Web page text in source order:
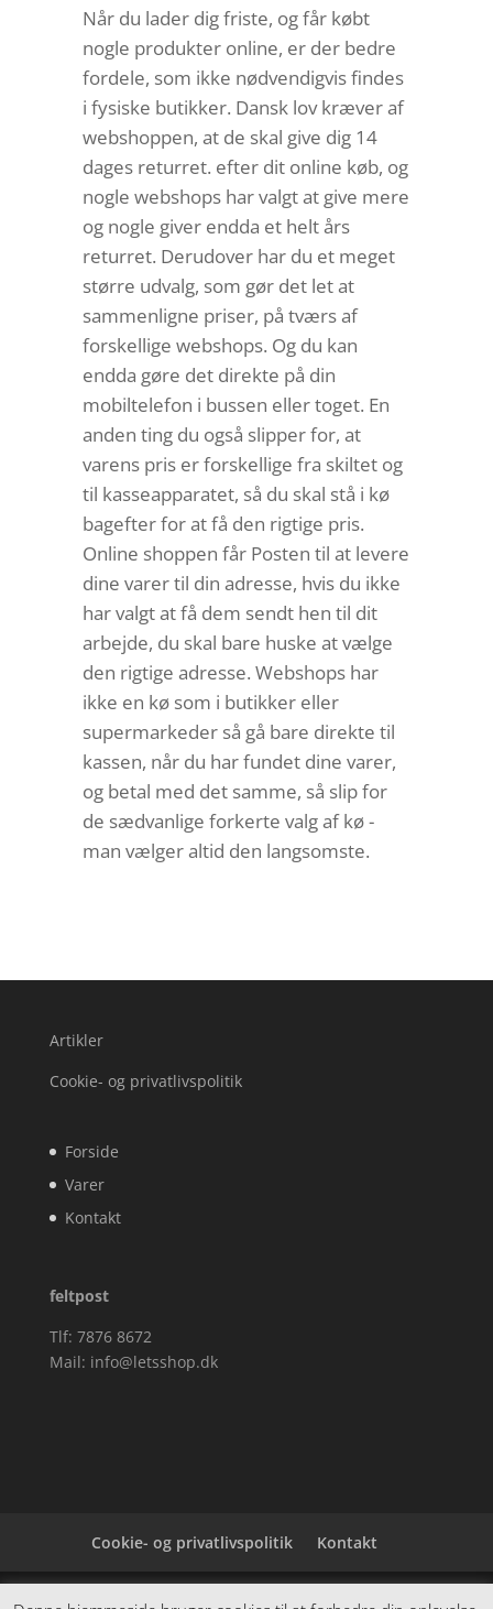
Når du lader dig friste, og får købt
nogle produkter online, er der bedre
fordele, som ikke nødvendigvis findes
i fysiske butikker. Dansk lov kræver af
webshoppen, at de skal give dig 14
dages returret. efter dit online køb, og
nogle webshops har valgt at give mere
og nogle giver endda et helt års
returret. Derudover har du et meget
større udvalg, som gør det let at
sammenligne priser, på tværs af
forskellige webshops. Og du kan
endda gøre det direkte på din
mobiltelefon i bussen eller toget. En
anden ting du også slipper for, at
varens pris er forskellige fra skiltet og
til kasseapparatet, så du skal stå i kø
bagefter for at få den rigtige pris.
Online shoppen får Posten til at levere
dine varer til din adresse, hvis du ikke
har valgt at få dem sendt hen til dit
arbejde, du skal bare huske at vælge
den rigtige adresse. Webshops har
ikke en kø som i butikker eller
supermarkeder så gå bare direkte til
kassen, når du har fundet dine varer,
og betal med det samme, så slip for
de sædvanlige forkerte valg af kø -
man vælger altid den langsomste.
Artikler
Cookie- og privatlivspolitik
Forside
Varer
Kontakt
feltpost
Tlf: 7876 8672
Mail: info@letsshop.dk
Cookie- og privatlivspolitik Kontakt
Denne hjemmeside samler et bredt udvalg af